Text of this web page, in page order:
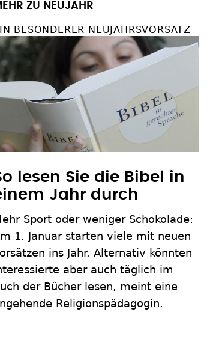
ZU NEUJAHR
BESONDERER NEUJAHRSVORSATZ
lesen Sie die Bibel in
Jahr durch
Sport oder weniger Schokolade:
1. Januar starten viele mit neuen
ins Jahr. Alternativ könnten
aber auch täglich im
der Bücher lesen, meint eine
Religionspädagogin.